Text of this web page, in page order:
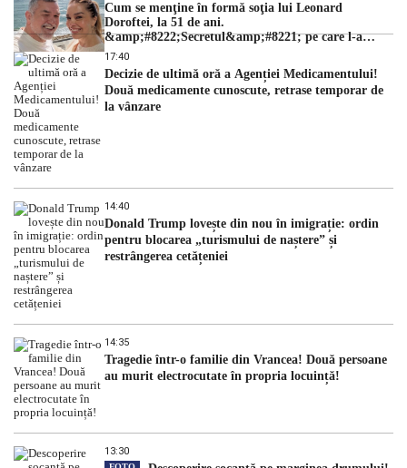
Cum se menţine în formă soţia lui Leonard
Doroftei, la 51 de ani.
&amp;#8222;Secretul&amp;#8221; pe care l-a
dezvăluit
17:40
Decizie de ultimă oră a Agenției Medicamentului!
Două medicamente cunoscute, retrase temporar de
la vânzare
14:40
Donald Trump lovește din nou în imigrație: ordin
pentru blocarea „turismului de naștere” și
restrângerea cetățeniei
14:35
Tragedie într-o familie din Vrancea! Două persoane
au murit electrocutate în propria locuință!
13:30